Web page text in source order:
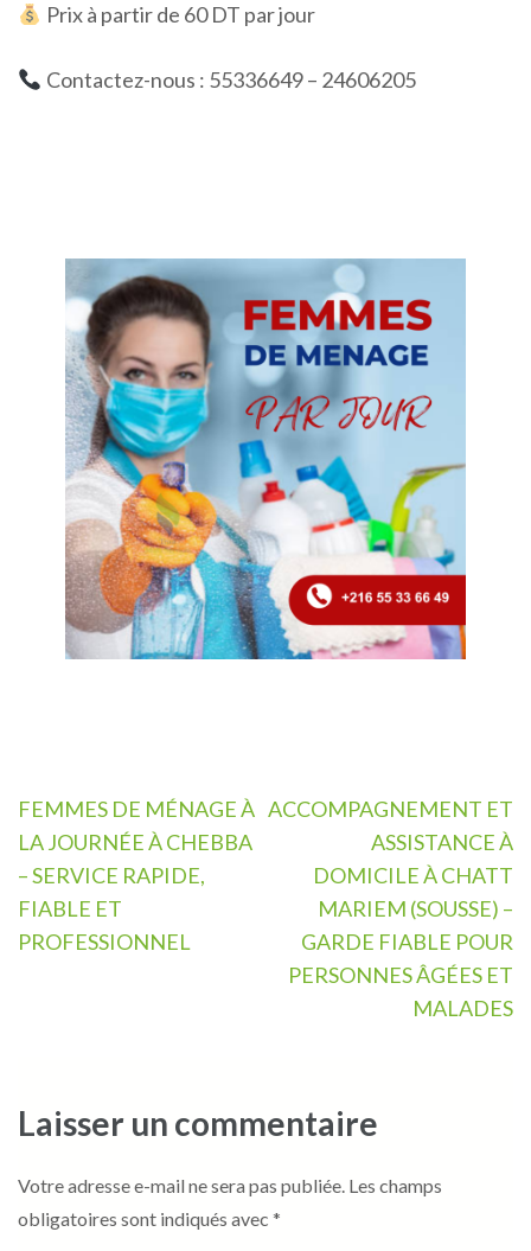
Prix à partir de 60 DT par jour
Contactez-nous : 55336649 – 24606205
Navigation
de
l’article
FEMMES DE MÉNAGE À
LA JOURNÉE À CHEBBA
– SERVICE RAPIDE,
FIABLE ET
PROFESSIONNEL
ACCOMPAGNEMENT ET
ASSISTANCE À
DOMICILE À CHATT
MARIEM (SOUSSE) –
GARDE FIABLE POUR
PERSONNES ÂGÉES ET
MALADES
Laisser un commentaire
Votre adresse e-mail ne sera pas publiée. Les champs
obligatoires sont indiqués avec *